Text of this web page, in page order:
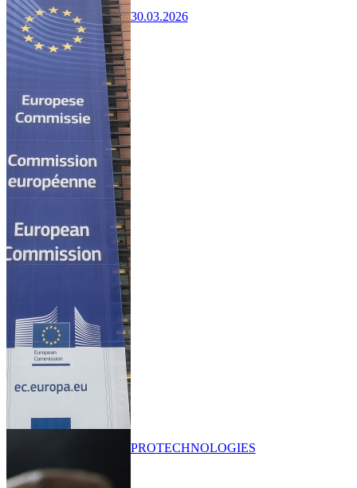
30.03.2026
PROTECHNOLOGIES